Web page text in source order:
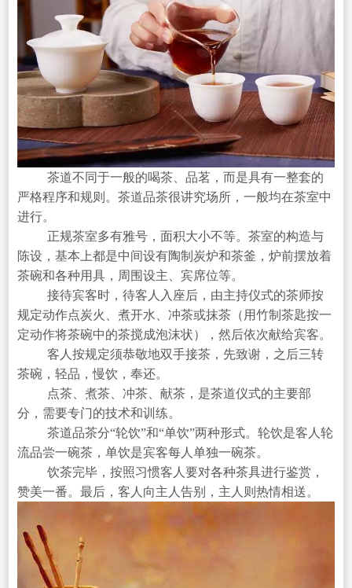
茶道不同于一般的喝茶、品茗，而是具有一整套的
严格程序和规则。茶道品茶很讲究场所，一般均在茶室中
进行。
正规茶室多有雅号，面积大小不等。茶室的构造与
陈设，基本上都是中间设有陶制炭炉和茶釜，炉前摆放着
茶碗和各种用具，周围设主、宾席位等。
接待宾客时，待客人入座后，由主持仪式的茶师按
规定动作点炭火、煮开水、冲茶或抹茶（用竹制茶匙按一
定动作将茶碗中的茶搅成泡沫状），然后依次献给宾客。
客人按规定须恭敬地双手接茶，先致谢，之后三转
茶碗，轻品，慢饮，奉还。
点茶、煮茶、冲茶、献茶，是茶道仪式的主要部
分，需要专门的技术和训练。
茶道品茶分“轮饮”和“单饮”两种形式。轮饮是客人轮
流品尝一碗茶，单饮是宾客每人单独一碗茶。
饮茶完毕，按照习惯客人要对各种茶具进行鉴赏，
赞美一番。最后，客人向主人告别，主人则热情相送。